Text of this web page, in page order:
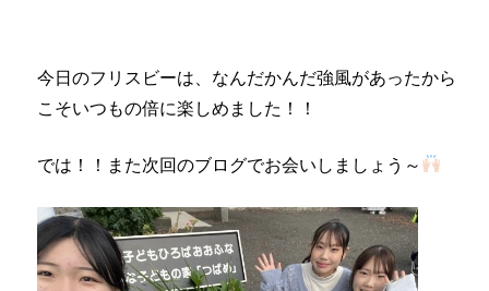
今日のフリスビーは、なんだかんだ強風があったから
こそいつもの倍に楽しめました！！
では！！また次回のブログでお会いしましょう～